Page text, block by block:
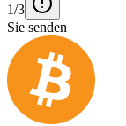
1/3
Sie senden